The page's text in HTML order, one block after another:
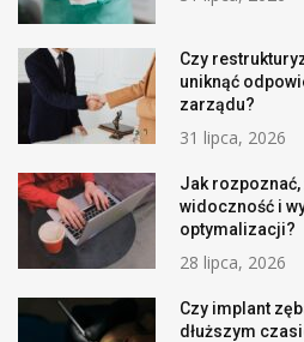
Czy
uniknąć
zarządu?
31 lipca, 2026
Jak rozpoznać,
widoczność i
optymalizacji?
28 lipca, 2026
Czy implant
dłuższym